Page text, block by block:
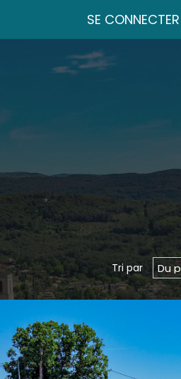
SE CONNECTER
Tri par Du